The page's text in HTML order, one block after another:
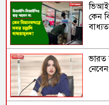
কেন
ভারত
নেবেন: